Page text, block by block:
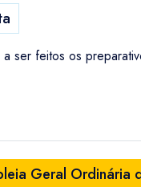
ser feitos os
Geral Ordinária